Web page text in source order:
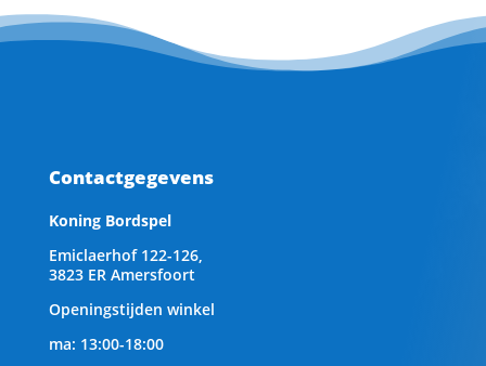
Contactgegevens
Koning Bordspel
Emiclaerhof 122-126,
3823 ER Amersfoort
Openingstijden winkel
ma: 13:00-18:00